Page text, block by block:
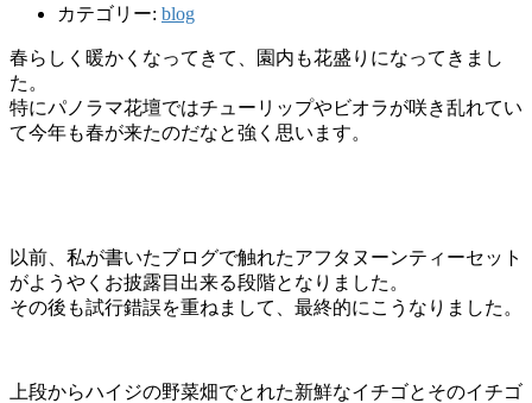
カテゴリー: blog
春らしく暖かくなってきて、園内も花盛りになってきまし
た。
特にパノラマ花壇ではチューリップやビオラが咲き乱れてい
て今年も春が来たのだなと強く思います。
以前、私が書いたブログで触れたアフタヌーンティーセット
がようやくお披露目出来る段階となりました。
その後も試行錯誤を重ねまして、最終的にこうなりました。
上段からハイジの野菜畑でとれた新鮮なイチゴとそのイチゴ